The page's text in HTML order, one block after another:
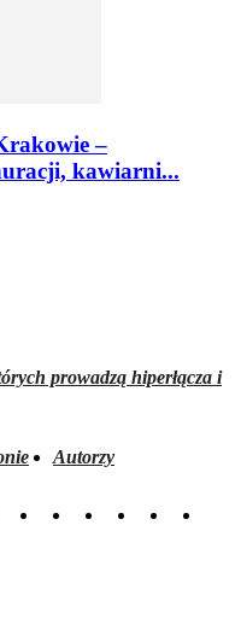
–
kawiarni...
prowadzą hiperłącza i
Autorzy